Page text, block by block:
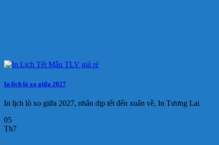
In lịch lò xo giữa 2027
In lịch lò xo giữa 2027, nhân dịp tết đến xuân về, In Tương Lai
05
Th7